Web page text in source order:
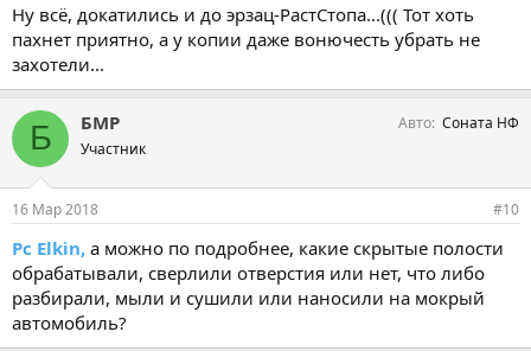
Ну всё, докатились и до эрзац-РастСтопа...((( Тот хоть
пахнет приятно, а у копии даже вонючесть убрать не
захотели...
Б БМР
Участник
Авто Соната НФ
16 Мар 2018 #10
Pc Elkin, а можно по подробнее, какие скрытые полости
обрабатывали, сверлили отверстия или нет, что либо
разбирали, мыли и сушили или наносили на мокрый
автомобиль?